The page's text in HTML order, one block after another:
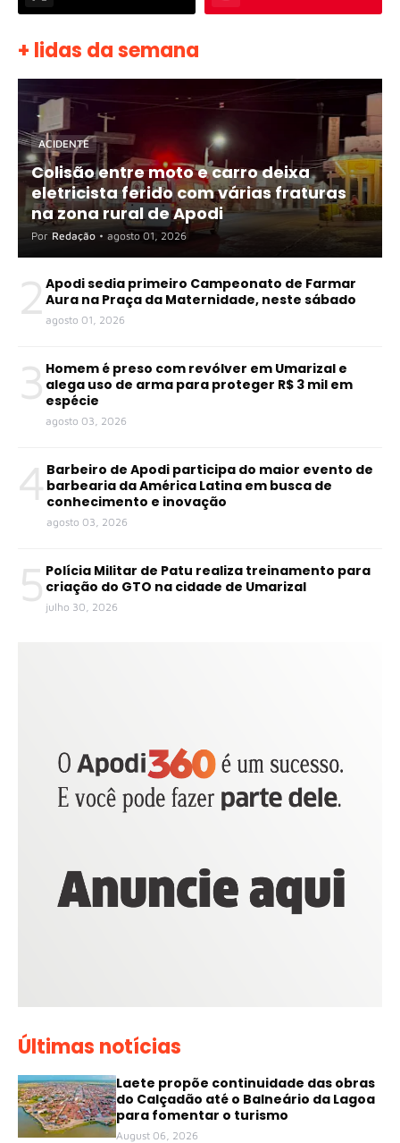
+ lidas da semana
ACIDENTE
Colisão entre moto e carro deixa
eletricista ferido com várias fraturas
na zona rural de Apodi
Por Redação • agosto 01, 2026
2 Apodi sedia primeiro Campeonato de Farmar
Aura na Praça da Maternidade, neste sábado
agosto 01, 2026
3 Homem é preso com revólver em Umarizal e
alega uso de arma para proteger R$ 3 mil em
espécie
agosto 03, 2026
4 Barbeiro de Apodi participa do maior evento de
barbearia da América Latina em busca de
conhecimento e inovação
agosto 03, 2026
5 Polícia Militar de Patu realiza treinamento para
criação do GTO na cidade de Umarizal
julho 30, 2026
Últimas notícias
Laete propõe continuidade das obras
do Calçadão até o Balneário da Lagoa
para fomentar o turismo
August 06, 2026